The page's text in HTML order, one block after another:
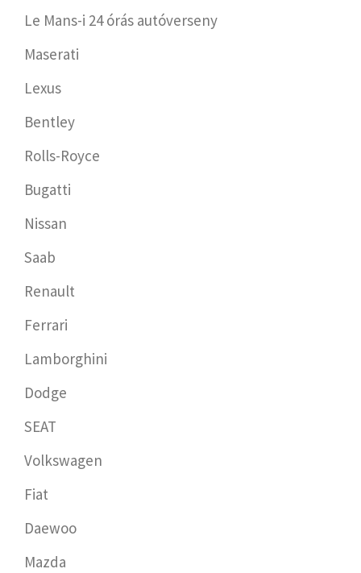
Le Mans-i 24 órás autóverseny
Maserati
Lexus
Bentley
Rolls-Royce
Bugatti
Nissan
Saab
Renault
Ferrari
Lamborghini
Dodge
SEAT
Volkswagen
Fiat
Daewoo
Mazda